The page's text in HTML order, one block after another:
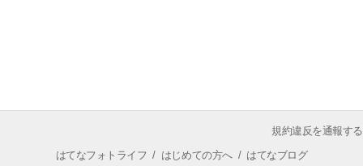
規約違反を通報する
はてなフォトライフ / はじめての方へ/ はてなブログ